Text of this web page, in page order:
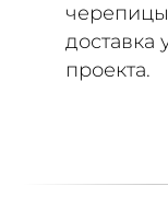
проекта.